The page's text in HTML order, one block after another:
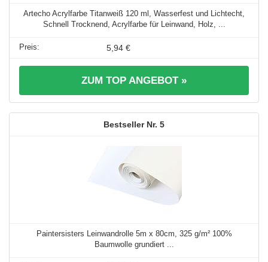
Artecho Acrylfarbe Titanweiß 120 ml, Wasserfest und Lichtecht,
Schnell Trocknend, Acrylfarbe für Leinwand, Holz, ...
5,94 €
ZUM TOP ANGEBOT »
5
Paintersisters Leinwandrolle 5m x 80cm, 325 g/m² 100%
Baumwolle grundiert ...